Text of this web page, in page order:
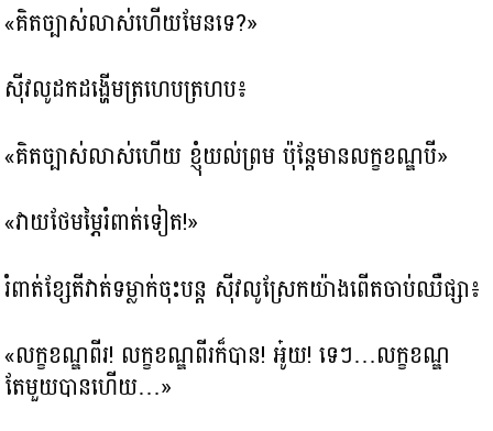
«គិតច្បាស់លាស់ហើយមែនទេ?»
ស៊ីវលូដកដង្ហើមត្រហេបត្រហប៖
«គិតច្បាស់លាស់ហើយ ខ្ញុំយល់ព្រម ប៉ុន្តែមានលក្ខខណ្ឌបី»
«វាយថែមម្ភៃរំពាត់ទៀត!»
រំពាត់ខ្សែតីវាត់ទម្លាក់ចុះបន្ត ស៊ីវលូស្រែកយ៉ាងពើតចាប់ឈឺផ្សា៖
«លក្ខខណ្ឌពីរ! លក្ខខណ្ឌពីរក៏បាន! អូ៎យ! ទេៗ…លក្ខខណ្ឌ
តែមួយបានហើយ…»